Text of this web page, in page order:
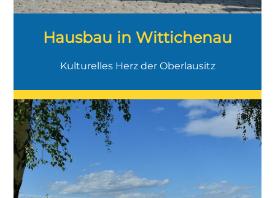
Hausbau in Wittichenau
Kulturelles Herz der Oberlausitz
Ländliche Idylle mit Seenlandschaften,
Familienfreundlichkeit und moderner
Infrastruktur im Süden der Oberlausitz.